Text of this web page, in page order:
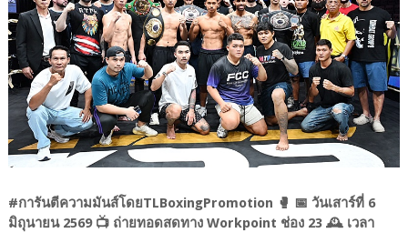
#การันตีความมันส์โดยTLBoxingPromotion 🥊 📅 วันเสาร์ที่ 6
มิถุนายน 2569 📺 ถ่ายทอดสดทาง Workpoint ช่อง 23 🕰 เวลา